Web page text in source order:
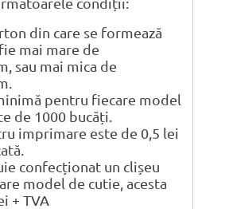
din care se formează
mai mare de
sau mai mica de
pentru fiecare model
de 1000 bucăți.
imprimare este de 0,5 lei
confecționat un clișeu
model de cutie, acesta
+ TVA